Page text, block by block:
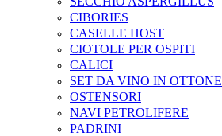
CIBORIES
CASELLE HOST
CIOTOLE PER OSPITI
CALICI
SET DA VINO IN OTTONE
OSTENSORI
NAVI PETROLIFERE
PADRINI